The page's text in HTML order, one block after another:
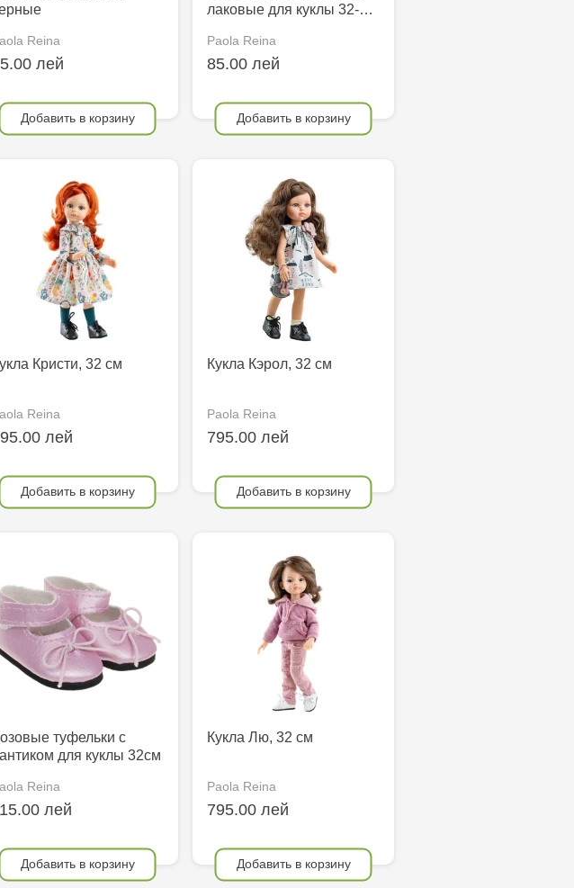
Reina
лей
Добавить в корзину
лаковые для куклы 32-…
Paola Reina
85.00 лей
Добавить в корзину
Кристи, 32 см
Reina
лей
Добавить в корзину
Кукла Кэрол, 32 см
Paola Reina
795.00 лей
Добавить в корзину
туфельки с
для куклы 32см
Reina
лей
Добавить в корзину
Кукла Лю, 32 см
Paola Reina
795.00 лей
Добавить в корзину